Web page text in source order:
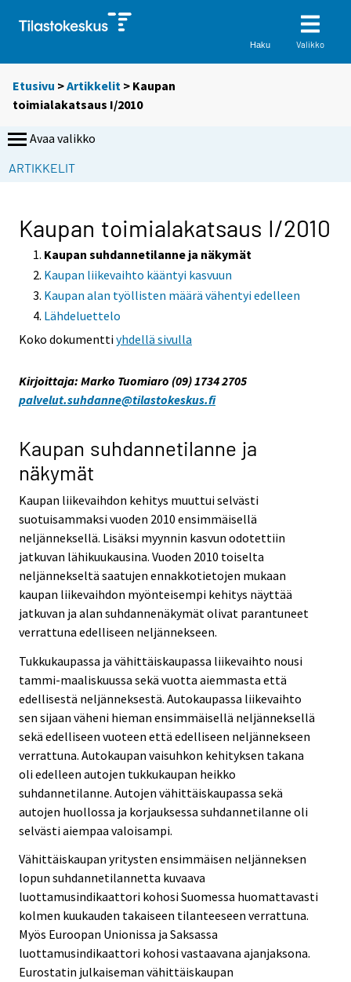
Haku Valikko
Etusivu >Artikkelit > Kaupan
toimialakatsaus I/2010
Avaa valikko
ARTIKKELIT
Kaupan toimialakatsaus I/2010
Kaupan suhdannetilanne ja näkymät
Kaupan liikevaihto kääntyi kasvuun
Kaupan alan työllisten määrä vähentyi edelleen
Lähdeluettelo
Koko dokumenttiyhdellä sivulla
Kirjoittaja: Marko Tuomiaro (09) 1734 2705
palvelut.suhdanne@tilastokeskus.fi
Kaupan suhdannetilanne ja
näkymät
Kaupan liikevaihdon kehitys muuttui selvästi
suotuisammaksi vuoden 2010 ensimmäisellä
neljänneksellä. Lisäksi myynnin kasvun odotettiin
jatkuvan lähikuukausina. Vuoden 2010 toiselta
neljännekseltä saatujen ennakkotietojen mukaan
kaupan liikevaihdon myönteisempi kehitys näyttää
jatkuvan ja alan suhdannenäkymät olivat parantuneet
verrattuna edelliseen neljännekseen.
Tukkukaupassa ja vähittäiskaupassa liikevaihto nousi
tammi-maaliskuussa sekä vuotta aiemmasta että
edellisestä neljänneksestä. Autokaupassa liikevaihto
sen sijaan väheni hieman ensimmäisellä neljänneksellä
sekä edelliseen vuoteen että edelliseen neljännekseen
verrattuna. Autokaupan vaisuhkon kehityksen takana
oli edelleen autojen tukkukaupan heikko
suhdannetilanne. Autojen vähittäiskaupassa sekä
autojen huollossa ja korjauksessa suhdannetilanne oli
selvästi aiempaa valoisampi.
Vähittäiskaupan yritysten ensimmäisen neljänneksen
lopun suhdannetilannetta kuvaava
luottamusindikaattori kohosi Suomessa huomattavasti
kolmen kuukauden takaiseen tilanteeseen verrattuna.
Myös Euroopan Unionissa ja Saksassa
luottamusindikaattori kohosi vastaavana ajanjaksona.
Eurostatin julkaiseman vähittäiskaupan